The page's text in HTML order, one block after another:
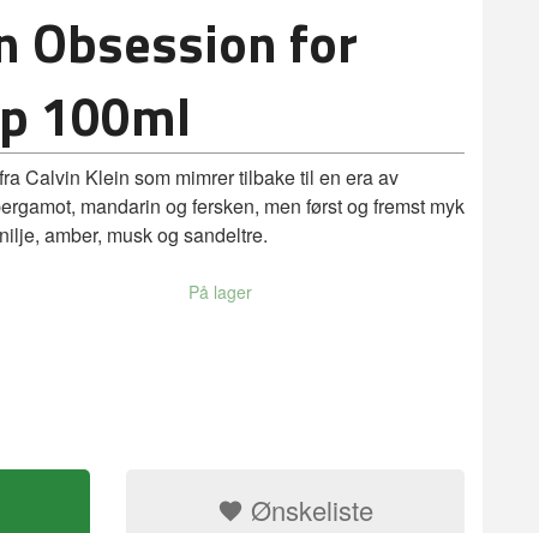
Obsession for
100ml
Calvin Klein som mimrer tilbake til en era av
mandarin og fersken, men først og fremst myk
amber, musk og sandeltre.
På lager
Ønskeliste